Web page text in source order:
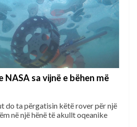
NASA sa vijnë e bëhen më
do ta përgatisin këtë rover për një
në një hënë të akullt oqeanike